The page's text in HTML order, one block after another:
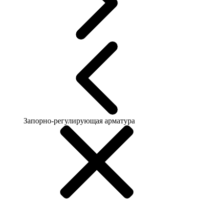
Запорно-регулирующая арматура